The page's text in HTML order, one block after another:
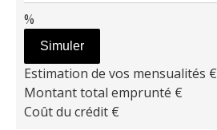
%
Simuler
Estimation de vos mensualités €
Montant total emprunté €
Coût du crédit €